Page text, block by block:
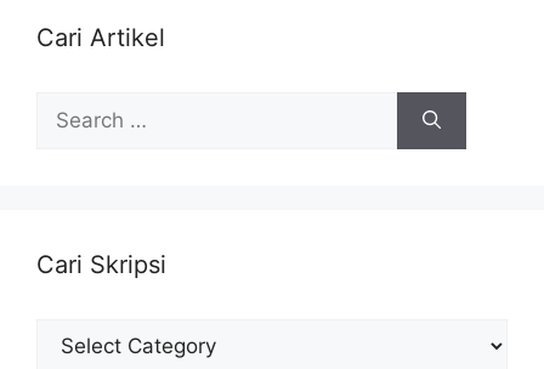
Cari Artikel
Search
for:
Cari Skripsi
Cari